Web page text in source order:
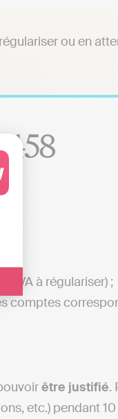
vos Options
ou en
:
TVA à régulariser) ;
comptes
être justifié.
etc.) pendant 10